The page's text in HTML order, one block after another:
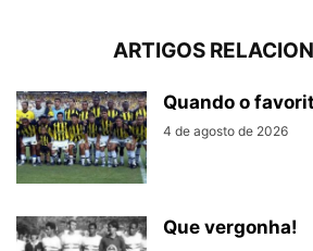
ARTIGOS
Quando o
4 de agosto de 2026
Que vergonha!